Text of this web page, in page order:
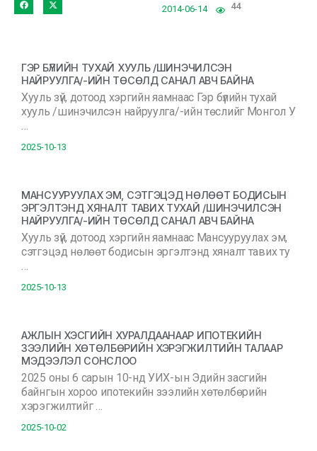
2014-06-14 44
ГЭР БҮЛИЙН ТУХАЙ ХУУЛЬ /ШИНЭЧИЛСЭН
НАЙРУУЛГА/-ИЙН ТӨСӨЛД САНАЛ АВЧ БАЙНА
Хууль зүй, дотоод хэргийн яамнаас Гэр бүлийн тухай
хууль /шинэчилсэн найруулга/-ийн төслийг Монгол У
…
2025-10-13
МАНСУУРУУЛАХ ЭМ, СЭТГЭЦЭД НӨЛӨӨТ БОДИСЫН
ЭРГЭЛТЭНД ХЯНАЛТ ТАВИХ ТУХАЙ /ШИНЭЧИЛСЭН
НАЙРУУЛГА/-ИЙН ТӨСӨЛД САНАЛ АВЧ БАЙНА
Хууль зүй, дотоод хэргийн яамнаас Мансууруулах эм,
сэтгэцэд нөлөөт бодисын эргэлтэнд хяналт тавих ту
…
2025-10-13
АЖЛЫН ХЭСГИЙН ХУРАЛДААНААР ИПОТЕКИЙН
ЗЭЭЛИЙН ХӨТӨЛБӨРИЙН ХЭРЭГЖИЛТИЙН ТАЛААР
МЭДЭЭЛЭЛ СОНСЛОО
2025 оны 6 сарын 10-нд УИХ-ын Эдийн засгийн
байнгын хороо ипотекийн зээлийн хөтөлбөрийн
хэрэгжилтийг …
2025-10-02